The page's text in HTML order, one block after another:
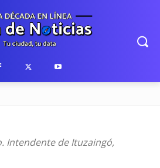
Intendente de Ituzaingó,